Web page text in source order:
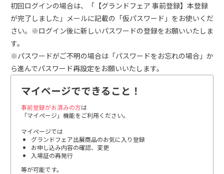
初回ログインの場合は、「【グランドフェア 事前登録】本登録
が完了しました」メールに記載の「仮パスワード」をお使いくだ
さい。※ログイン後に新しいパスワードの登録をお願いいたしま
す。
※パスワードがご不明の場合は「パスワードをお忘れの場合」か
ら進んでパスワード再設定をお願いいたします。
マイページでできること！
事前登録がお済みの方は
「マイページ」機能をご利用ください。
マイページでは
グランドフェア出展商品のお気に入り登録
お申し込み内容の確認、変更
入場証の再発行
等が可能です。